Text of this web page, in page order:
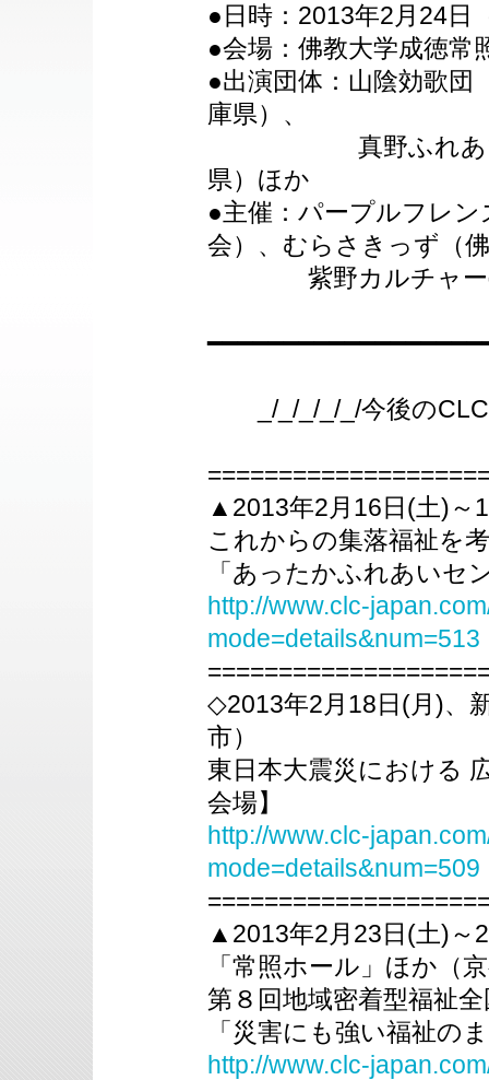
●日時：2013年2月24日
●会場：佛教大学成徳常
●出演団体：山陰効歌団
庫県）、
真野ふれあいの
県）ほか
●主催：パープルフレ
会）、むらさきっず（
紫野カルチャー亭
_/_/_/_/_/今後のCLC
▲2013年2月16日(土)～
これからの集落福祉を
「あったかふれあいセ
http://www.clc-
mode=details&num=513
◇2013年2月18日(月)、
市）
東日本大震災における
会場】
http://www.clc-
mode=details&num=509
▲2013年2月23日(土)
「常照ホール」ほか（
第８回地域密着型福祉
「災害にも強い福祉の
http://www.clc-